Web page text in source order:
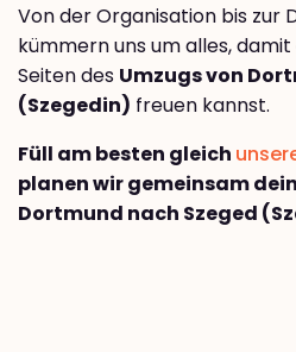
Von der Organisation bis zur
kümmern uns um alles,
Seiten des Umzugs von
(Szegedin) freuen kannst.
Füll am besten gleich
planen wir gemeinsam
Dortmund nach Szeged